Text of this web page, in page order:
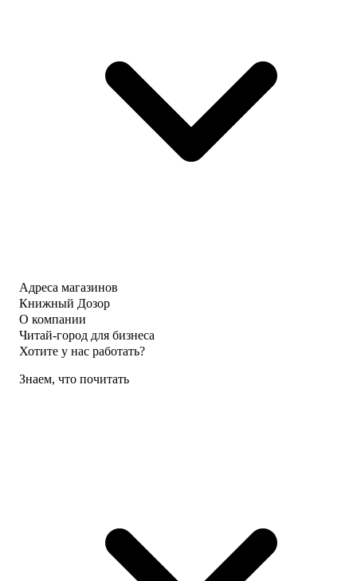
Адреса магазинов
Книжный Дозор
О компании
Читай-город для бизнеса
Хотите у нас работать?
Знаем, что почитать